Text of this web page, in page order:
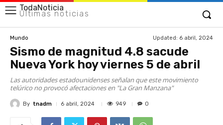
TodaNoticia
Últimas noticias
Mundo Updated: 6 abril, 2024
Sismo de magnitud 4.8 sacude
Nueva York hoy viernes 5 de abril
Las autoridades estadounidenses señalan que este movimiento
telúrico no provocó afectaciones en "La Gran Manzana"
By tnadm 6 abril, 2024 949 0